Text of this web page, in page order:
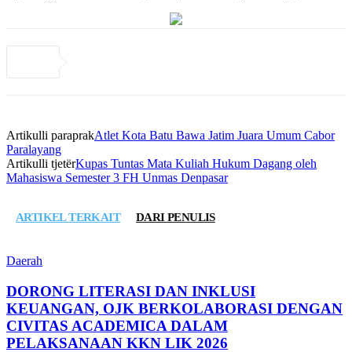
Artikulli paraprakAtlet Kota Batu Bawa Jatim Juara Umum Cabor
Paralayang
Artikulli tjetërKupas Tuntas Mata Kuliah Hukum Dagang oleh
Mahasiswa Semester 3 FH Unmas Denpasar
ARTIKEL TERKAIT DARI PENULIS
Daerah
DORONG LITERASI DAN INKLUSI
KEUANGAN, OJK BERKOLABORASI DENGAN
CIVITAS ACADEMICA DALAM
PELAKSANAAN KKN LIK 2026